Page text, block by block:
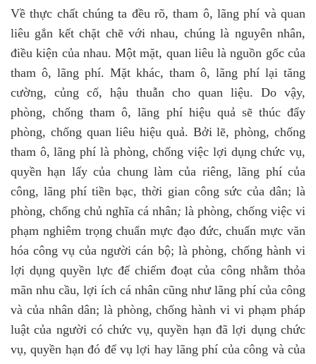
Về thực chất chúng ta đều rõ, tham ô, lãng phí và quan
liêu gắn kết chặt chẽ với nhau, chúng là nguyên nhân,
điều kiện của nhau. Một mặt, quan liêu là nguồn gốc của
tham ô, lãng phí. Mặt khác, tham ô, lãng phí lại tăng
cường, củng cố, hậu thuẫn cho quan liệu. Do vậy,
phòng, chống tham ô, lãng phí hiệu quả sẽ thúc đẩy
phòng, chống quan liêu hiệu quả. Bởi lẽ, phòng, chống
tham ô, lãng phí là phòng, chống việc lợi dụng chức vụ,
quyền hạn lấy của chung làm của riêng, lãng phí của
công, lãng phí tiền bạc, thời gian công sức của dân; là
phòng, chống chủ nghĩa cá nhân; là phòng, chống việc vi
phạm nghiêm trọng chuẩn mực đạo đức, chuẩn mực văn
hóa công vụ của người cán bộ; là phòng, chống hành vi
lợi dụng quyền lực để chiếm đoạt của công nhằm thỏa
mãn nhu cầu, lợi ích cá nhân cũng như lãng phí của công
và của nhân dân; là phòng, chống hành vi vi phạm pháp
luật của người có chức vụ, quyền hạn đã lợi dụng chức
vụ, quyền hạn đó để vụ lợi hay lãng phí của công và của